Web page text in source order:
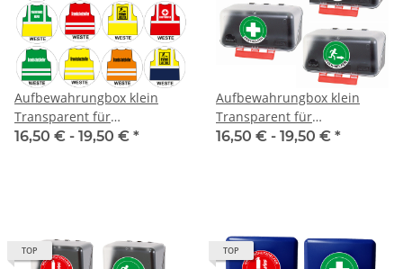
Aufbewahrungbox klein
Transparent für
Einsatzwesten
16,50 € - 19,50 € *
Aufbewahrungbox klein
Transparent für
Einsatzwesten Serie BERLIN
16,50 € - 19,50 € *
TOP TOP